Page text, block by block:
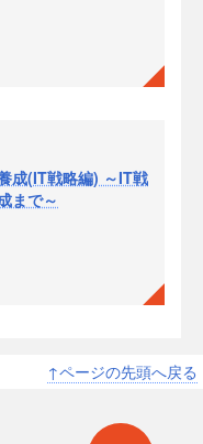
成(IT戦略編) ～IT戦
まで～
↑ページの先頭へ戻る